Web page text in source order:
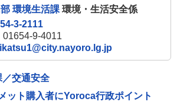
環境生活課 環境・生活安全係
3-2111
01654-9-4011
交通安全
ット購入者にYoroca行政ポイント